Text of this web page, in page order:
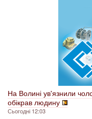
На Волині ув'язнили
обікрав людину
Сьогодні 12:03